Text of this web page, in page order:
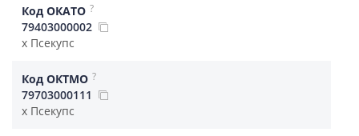
Код ОКАТО ?
79403000002
х Псекупс
Код ОКТМО ?
79703000111
х Псекупс